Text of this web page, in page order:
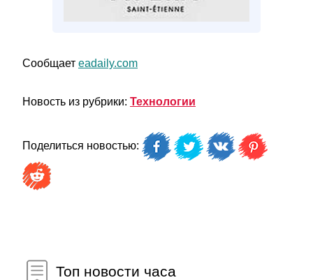
Сообщает eadaily.com
Новость из рубрики: Технологии
Поделиться новостью:
Топ новости часа